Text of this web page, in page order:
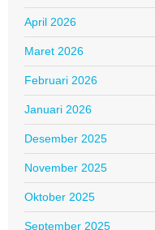
April 2026
Maret 2026
Februari 2026
Januari 2026
Desember 2025
November 2025
Oktober 2025
September 2025